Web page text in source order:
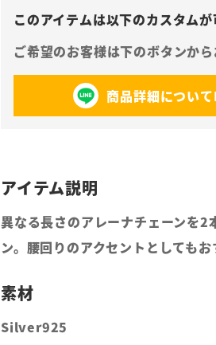
商品詳細につい
異なる長さのアレーナチェーンを2
ン。腰回りのアクセントとしてもお
Silver925